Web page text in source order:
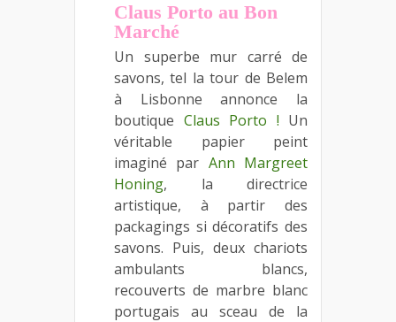
Claus Porto au Bon
Marché
Un superbe mur carré de
savons, tel la tour de Belem
à Lisbonne annonce la
boutique Claus Porto ! Un
véritable papier peint
imaginé par Ann Margreet
Honing, la directrice
artistique, à partir des
packagings si décoratifs des
savons. Puis, deux chariots
ambulants blancs,
recouverts de marbre blanc
portugais au sceau de la